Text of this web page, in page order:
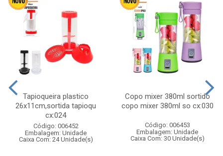
Tapioqueira plastico
26x11cm,sortida tapioqu
cx:024
Código: 006452
Embalagem: Unidade
Caixa Com: 24 Unidade(s)
Copo mixer 380ml sortido
copo mixer 380ml so cx:030
Código: 006453
Embalagem: Unidade
Caixa Com: 30 Unidade(s)